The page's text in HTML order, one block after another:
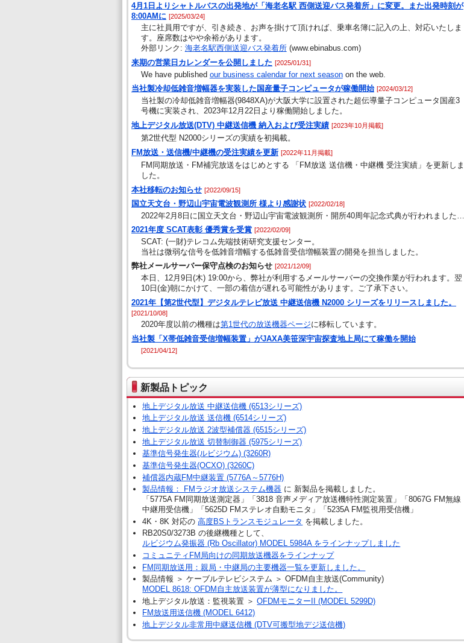
4月1日よりシャトルバスの出発地が「海老名駅 西側送迎バス発着所」に変更。また出発時刻が
8:00AMに [2025/03/24]
主に社員用ですが、引き続き、お声を掛けて頂ければ、乗車名簿に記入の上、対応いたしま
す。座席数はやや余裕があります。
外部リンク: 海老名駅西側送迎バス発着所(www.ebinabus.com)
来期の営業日カレンダーを公開しました [2025/01/31]
We have published our business calendar for next seasonon the web.
当社製冷却低雑音増幅器を実装した国産量子コンピュータが稼働開始 [2024/03/12]
当社製の冷却低雑音増幅器(9848XA)が大阪大学に設置された超伝導量子コンピュータ国産3
号機に実装され、2023年12月22日より稼働開始しました。
地上デジタル放送(DTV) 中継送信機 納入および受注実績 [2023年10月掲載]
第2世代型 N2000シリーズの実績を初掲載。
FM放送・送信機/中継機の受注実績を更新 [2022年11月掲載]
FM同期放送・FM補完放送をはじめとする 「FM放送 送信機・中継機 受注実績」を更新しま
した。
本社移転のお知らせ [2022/09/15]
国立天文台・野辺山宇宙電波観測所 様より感謝状 [2022/02/18]
2022年2月8日に国立天文台・野辺山宇宙電波観測所・開所40周年記念式典が行われました…
2021年度 SCAT表彰 優秀賞を受賞 [2022/02/09]
SCAT: (一財)テレコム先端技術研究支援センター。
当社は微弱な信号を低雑音増幅する低雑音受信増幅装置の開発を担当しました。
弊社メールサーバー保守点検のお知らせ [2021/12/09]
本日、12月9日(木) 19:00から、弊社が利用するメールサーバーの交換作業が行われます。翌
10日(金)朝にかけて、一部の着信が遅れる可能性があります。ご了承下さい。
2021年【第2世代型】デジタルテレビ放送 中継送信機 N2000 シリーズをリリースしました。
[2021/10/08]
2020年度以前の機種は第1世代の放送機器ページに移転しています。
当社製「X帯低雑音受信増幅装置」がJAXA美笹深宇宙探査地上局にて稼働を開始
[2021/04/12]
新製品トピック
地上デジタル放送 中継送信機 (6513シリーズ)
地上デジタル放送 送信機 (6514シリーズ)
地上デジタル放送 2波型補償器 (6515シリーズ)
地上デジタル放送 切替制御器 (5975シリーズ)
基準信号発生器(ルビジウム) (3260R)
基準信号発生器(OCXO) (3260C)
補償器内蔵FM中継装置 (5776A～5776H)
製品情報： FMラジオ放送システム機器 に 新製品を掲載しました。
「5775A FM同期放送測定器」「3818 音声メディア放送機特性測定装置」「8067G FM無線
中継用受信機」「5625D FMステレオ自動モニタ」「5235A FM監視用受信機」
4K・8K 対応の高度BSトランスモジュレータ を掲載しました。
RB20S0/3273B の後継機種として、
ルビジウム発振器 (Rb Oscillator) MODEL 5984A をラインナップしました
コミュニティFM局向けの同期放送機器をラインナップ
FM同期放送用：親局・中継局の主要機器一覧を更新しました。
製品情報 ＞ ケーブルテレビシステム ＞ OFDM自主放送(Community)
MODEL 8618: OFDM自主放送装置が薄型になりました。
地上デジタル放送：監視装置 ＞OFDMモニターII (MODEL 5299D)
FM放送用送信機 (MODEL 6412)
地上デジタル非常用中継送信機 (DTV可搬型地デジ送信機)